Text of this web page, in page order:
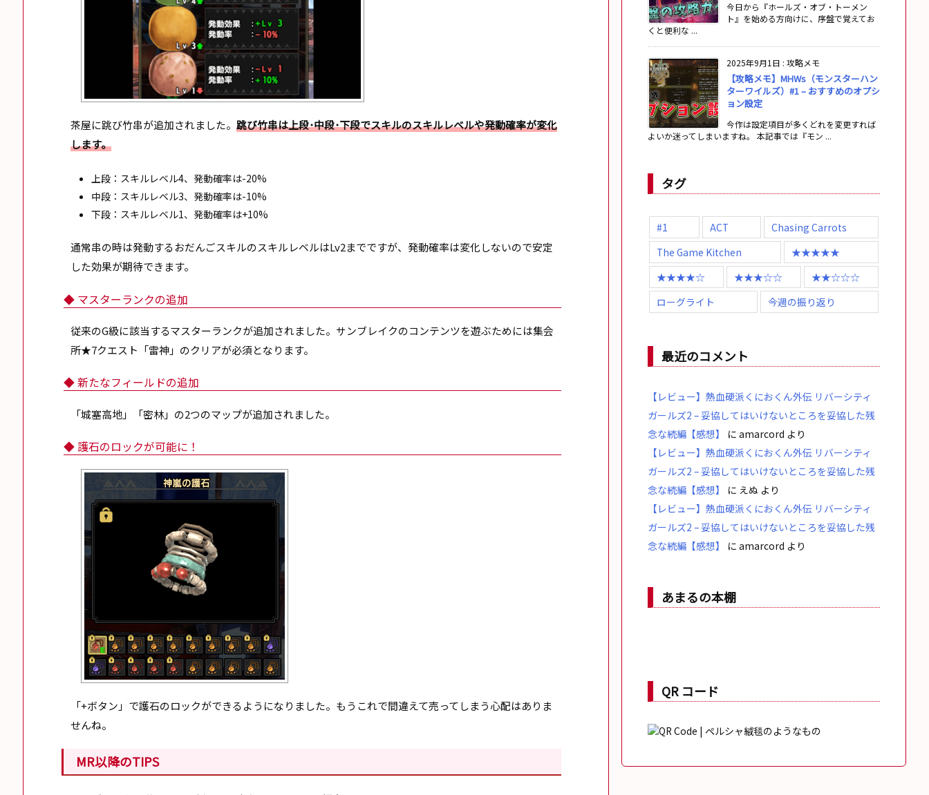
茶屋に跳び竹串が追加されました。 跳び竹串は上段･中段･下段でスキルのスキルレベルや発動確率が変化
します。
上段：スキルレベル4、発動確率は-20%
中段：スキルレベル3、発動確率は-10%
下段：スキルレベル1、発動確率は+10%
通常串の時は発動するおだんごスキルのスキルレベルはLv2までですが、発動確率は変化しないので安定
した効果が期待できます。
◆ マスターランクの追加
従来のG級に該当するマスターランクが追加されました。サンブレイクのコンテンツを遊ぶためには集会
所★7クエスト「雷神」のクリアが必須となります。
◆ 新たなフィールドの追加
「城塞高地」「密林」の2つのマップが追加されました。
◆ 護石のロックが可能に！
「+ボタン」で護石のロックができるようになりました。もうこれで間違えて売ってしまう心配はありま
せんね。
MR以降のTIPS
今日から『ホールズ・オブ・トーメン
ト』を始める方向けに、序盤で覚えてお
くと便利な ...
2025年9月1日 : 攻略メモ
【攻略メモ】MHWs（モンスターハン
ターワイルズ）#1 – おすすめのオプシ
ョン設定
今作は設定項目が多くどれを変更すれば
よいか迷ってしまいますね。 本記事では『モン ...
タグ
#1 ACT
Chasing Carrots
The Game Kitchen
★★★★★
★★★★☆
★★★☆☆
★★☆☆☆
ローグライト
今週の振り返り
最近のコメント
【レビュー】熱血硬派くにおくん外伝 リバーシティ
ガールズ2 – 妥協してはいけないところを妥協した残
念な続編【感想】
に amarcord より
【レビュー】熱血硬派くにおくん外伝 リバーシティ
ガールズ2 – 妥協してはいけないところを妥協した残
念な続編【感想】
に えぬ より
【レビュー】熱血硬派くにおくん外伝 リバーシティ
ガールズ2 – 妥協してはいけないところを妥協した残
念な続編【感想】
に amarcord より
あまるの本棚
QR コード